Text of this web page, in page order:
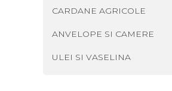
CARDANE AGRICOLE
ANVELOPE SI CAMERE
ULEI SI VASELINA